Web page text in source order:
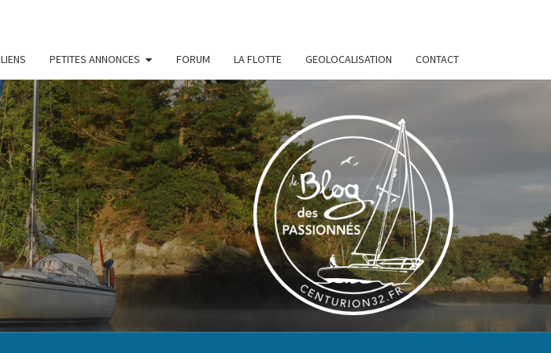
LIENS PETITES ANNONCES FORUM LA FLOTTE GEOLOCALISATION CONTACT
CENTURION
32
Le Blog
Des
Passionnés